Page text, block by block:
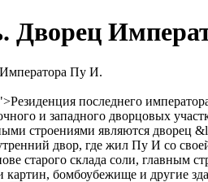
Дворец
Пу И.
последнего
и западного дворцовых
строениями являются дворец
двор, где жил Пу И со
старого склада соли, главным
картин, бомбоубежище и другие